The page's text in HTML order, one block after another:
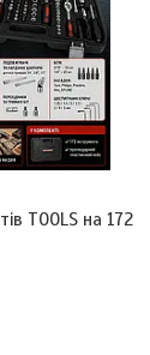
TOOLS на 172